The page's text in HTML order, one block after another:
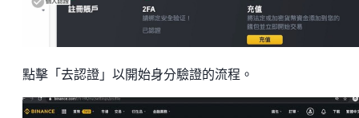
點擊「去認證」以開始身分驗證的流程。